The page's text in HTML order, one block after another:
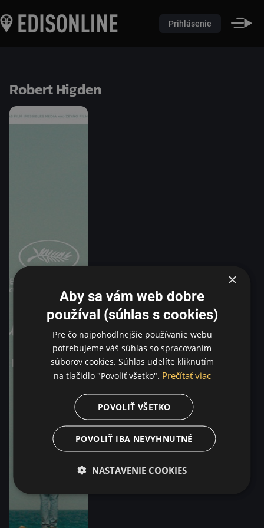
Prihlásenie
Robert Higden
×
Aby sa vám web dobre
používal (súhlas s cookies)
Pre čo najpohodlnejšie používanie webu
potrebujeme váš súhlas so spracovaním
súborov cookies. Súhlas udelíte kliknutím
na tlačidlo "Povoliť všetko". Prečítať viac
POVOLIŤ VŠETKO
POVOLIŤ IBA NEVYHNUTNÉ
NASTAVENIE COOKIES